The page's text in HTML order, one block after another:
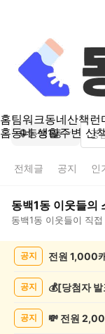
홈팀워크동네산책런
홈동네 생활주변 산
동백1동
전체글 공지 인
동백1동 이웃들의
동백1동 이웃들이 직접
공지 전원 1,000
공지
공지